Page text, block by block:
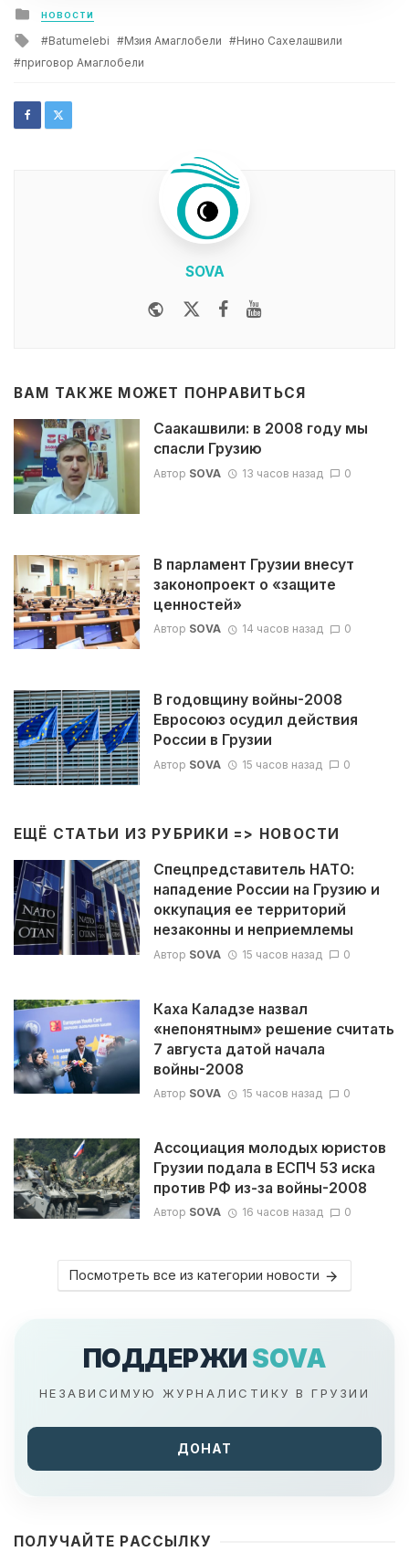
Posted
in
НОВОСТИ
Tagged
Batumelebi Мзия Амаглобели
Нино Сахелашвили
приговор Амаглобели
SOVA
WebsiteTwitterFacebook
ВАМ ТАКЖЕ МОЖЕТ ПОНРАВИТЬСЯ
Саакашвили: в 2008 году мы
спасли Грузию
Автор SOVA 13 часов назад 0
В парламент Грузии внесут
законопроект о «защите
ценностей»
Автор SOVA 14 часов назад 0
В годовщину войны-2008
Евросоюз осудил действия
России в Грузии
Автор SOVA 15 часов назад 0
ЕЩЁ СТАТЬИ ИЗ РУБРИКИ => НОВОСТИ
Спецпредставитель НАТО:
нападение России на Грузию и
оккупация ее территорий
незаконны и неприемлемы
Автор SOVA 15 часов назад 0
Каха Каладзе назвал
«непонятным» решение считать
7 августа датой начала
войны-2008
Автор SOVA 15 часов назад 0
Ассоциация молодых юристов
Грузии подала в ЕСПЧ 53 иска
против РФ из-за войны-2008
Автор SOVA 16 часов назад 0
Посмотреть все из категории новости
ПОДДЕРЖИ SOVA
НЕЗАВИСИМУЮ ЖУРНАЛИСТИКУ В ГРУЗИИ
ДОНАТ
ПОЛУЧАЙТЕ РАССЫЛКУ